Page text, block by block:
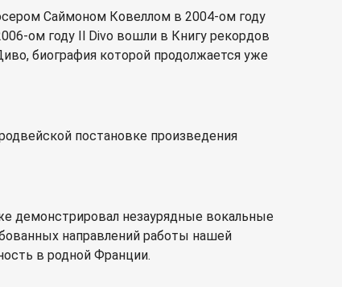
Саймоном Ковеллом в 2004-ом году
ом году Il Divo вошли в Книгу рекордов
биография которой продолжается уже
постановке произведения
демонстрировал незаурядные вокальные
направлений работы нашей
в родной Франции.